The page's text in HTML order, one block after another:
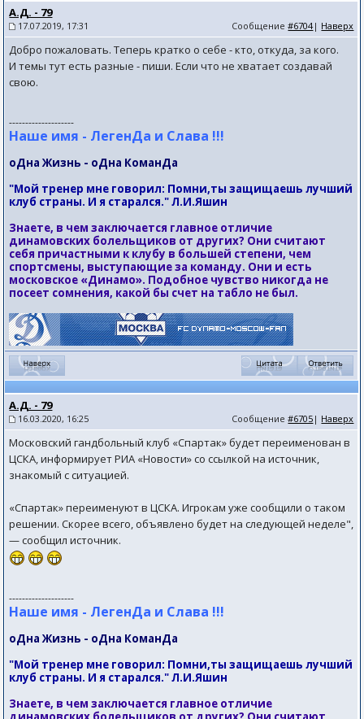
А.Д. - 79
17.07.2019, 17:31 Сообщение#6704| Наверх
Добро пожаловать. Теперь кратко о себе - кто, откуда, за кого.
И темы тут есть разные - пиши. Если что не хватает создавай
свою.
--------------------
Наше имя - ЛегенДа и Слава !!!
оДна Жизнь - оДна КоманДа
"Мой тренер мне говорил: Помни,ты защищаешь лучший
клуб страны. И я старался." Л.И.Яшин
Знаете, в чем заключается главное отличие
динамовских болельщиков от других? Они считают
себя причастными к клубу в большей степени, чем
спортсмены, выступающие за команду. Они и есть
московское «Динамо». Подобное чувство никогда не
посеет сомнения, какой бы счет на табло не был.
А.Д. - 79
16.03.2020, 16:25 Сообщение#6705 | Наверх
Московский гандбольный клуб «Спартак» будет переименован в
ЦСКА, информирует РИА «Новости» со ссылкой на источник,
знакомый с ситуацией.
«Спартак» переименуют в ЦСКА. Игрокам уже сообщили о таком
решении. Скорее всего, объявлено будет на следующей неделе",
— сообщил источник.
--------------------
Наше имя - ЛегенДа и Слава !!!
оДна Жизнь - оДна КоманДа
"Мой тренер мне говорил: Помни,ты защищаешь лучший
клуб страны. И я старался." Л.И.Яшин
Знаете, в чем заключается главное отличие